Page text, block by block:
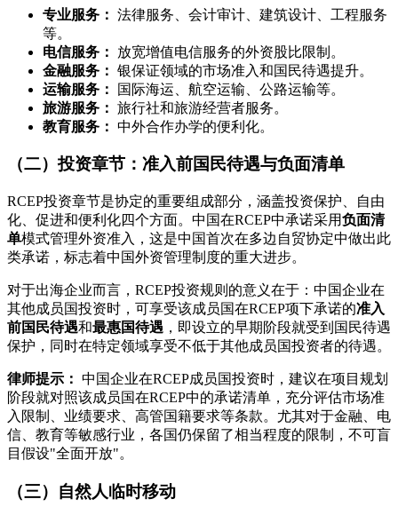
专业服务： 法律服务、会计审计、建筑设计、工程服务
等。
电信服务：
放宽增值电信服务的外资股比限制。
金融服务： 银保证领域的市场准入和国民待遇提升。
运输服务：
国际海运、航空运输、公路运输等。
旅游服务： 旅行社和旅游经营者服务。
教育服务： 中外合作办学的便利化。
（二）投资章节：准入前国民待遇与负面清单
RCEP投资章节是协定的重要组成部分，涵盖投资保护、自由
化、促进和便利化四个方面。中国在RCEP中承诺采用负面清
单模式管理外资准入，这是中国首次在多边自贸协定中做出此
类承诺，标志着中国外资管理制度的重大进步。
对于出海企业而言，RCEP投资规则的意义在于：中国企业在
其他成员国投资时，可享受该成员国在RCEP项下承诺的准入
前国民待遇和最惠国待遇 ，即设立的早期阶段就受到国民待遇
保护，同时在特定领域享受不低于其他成员国投资者的待遇。
律师提示： 中国企业在RCEP成员国投资时，建议在项目规划
阶段就对照该成员国在RCEP中的承诺清单，充分评估市场准
入限制、业绩要求、高管国籍要求等条款。尤其对于金融、电
信、教育等敏感行业，各国仍保留了相当程度的限制，不可盲
目假设"全面开放"。
（三）自然人临时移动